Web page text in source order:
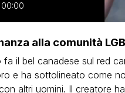
00:00
alla comunità
fa il bel canadese sul red
e ha sottolineato come
altri uomini. Il creatore